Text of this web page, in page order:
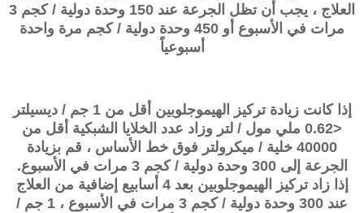
العلاج ، يجب أن تظل الجرعة عند 150 وحدة دولية / كجم 3
مرات في الأسبوع أو 450 وحدة دولية / كجم مرة واحدة
أسبوعياً
إذا كانت زيادة تركيز الهيموجلوبين أقل من 1 جم / ديسيلتر
<0.62 ملي مول / لتر وزاد عدد الخلايا الشبكية أقل من
40000 خلية / ميكرولتر فوق خط الأساس ، قم بزيادة
الجرعة إلى 300 وحدة دولية / كجم 3 مرات في الأسبوع.
إذا زاد تركيز الهيموجلوبين بعد 4 أسابيع إضافية من العلاج
عند 300 وحدة دولية / كجم 3 مرات في الأسبوع ، 1 جم /